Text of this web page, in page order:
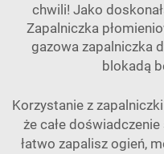
chwili! Jako
Zapalniczka
gazowa zapalniczka
blokadą
Korzystanie z
że całe
łatwo zapalisz ogień,